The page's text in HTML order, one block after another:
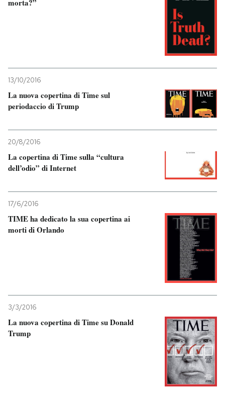
morta?”
13/10/2016
La nuova copertina di Time sul
periodaccio di Trump
20/8/2016
La copertina di Time sulla “cultura
dell’odio” di Internet
17/6/2016
TIME ha dedicato la sua copertina ai
morti di Orlando
3/3/2016
La nuova copertina di Time su Donald
Trump